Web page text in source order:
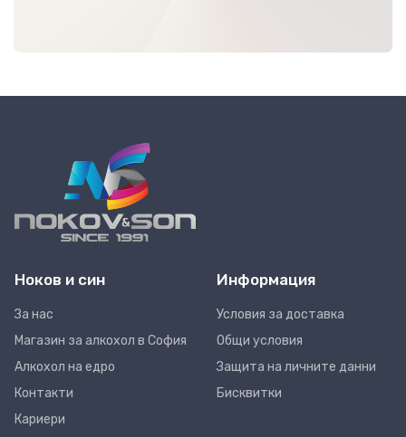
Ноков и син
За нас
Магазин за алкохол в София
Алкохол на едро
Контакти
Кариери
Информация
Условия за доставка
Общи условия
Защита на личните данни
Бисквитки